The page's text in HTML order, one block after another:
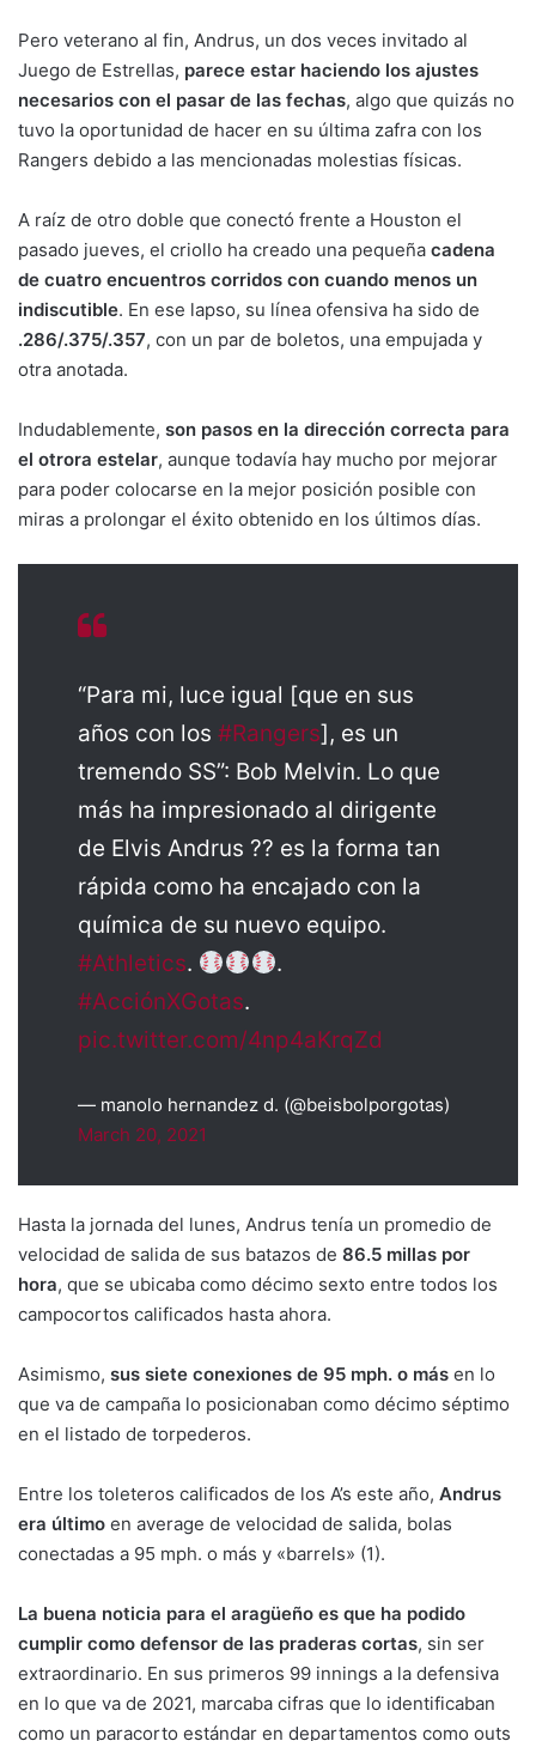
Pero veterano al fin, Andrus, un dos veces invitado al
Juego de Estrellas, parece estar haciendo los ajustes
necesarios con el pasar de las fechas, algo que quizás no
tuvo la oportunidad de hacer en su última zafra con los
Rangers debido a las mencionadas molestias físicas.
A raíz de otro doble que conectó frente a Houston el
pasado jueves, el criollo ha creado una pequeña cadena
de cuatro encuentros corridos con cuando menos un
indiscutible. En ese lapso, su línea ofensiva ha sido de
.286/.375/.357, con un par de boletos, una empujada y
otra anotada.
Indudablemente, son pasos en la dirección correcta para
el otrora estelar, aunque todavía hay mucho por mejorar
para poder colocarse en la mejor posición posible con
miras a prolongar el éxito obtenido en los últimos días.
“Para mi, luce igual [que en sus
años con los #Rangers], es un
tremendo SS”: Bob Melvin. Lo que
más ha impresionado al dirigente
de Elvis Andrus ?? es la forma tan
rápida como ha encajado con la
química de su nuevo equipo.
#Athletics.
.
#AcciónXGotas.
pic.twitter.com/4np4aKrqZd
— manolo hernandez d. (@beisbolporgotas)
March 20, 2021
Hasta la jornada del lunes, Andrus tenía un promedio de
velocidad de salida de sus batazos de 86.5 millas por
hora, que se ubicaba como décimo sexto entre todos los
campocortos calificados hasta ahora.
Asimismo, sus siete conexiones de 95 mph. o más en lo
que va de campaña lo posicionaban como décimo séptimo
en el listado de torpederos.
Entre los toleteros calificados de los A’s este año, Andrus
era último en average de velocidad de salida, bolas
conectadas a 95 mph. o más y «barrels» (1).
La buena noticia para el aragüeño es que ha podido
cumplir como defensor de las praderas cortas, sin ser
extraordinario. En sus primeros 99 innings a la defensiva
en lo que va de 2021, marcaba cifras que lo identificaban
como un paracorto estándar en departamentos como outs